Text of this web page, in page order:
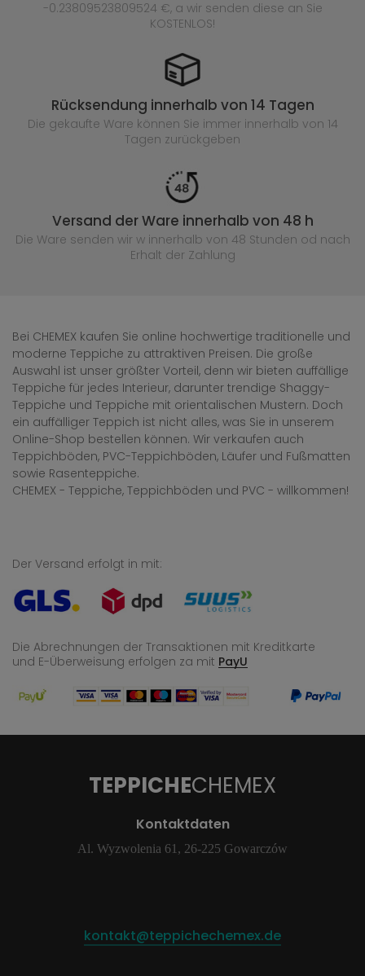
-0.23809523809524 €, a wir senden diese an Sie
KOSTENLOS!
Rücksendung innerhalb von 14 Tagen
Die gekaufte Ware können Sie immer innerhalb von 14
Tagen zurückgeben
Versand der Ware innerhalb von 48 h
Die Ware senden wir w innerhalb von 48 Stunden od nach
Erhalt der Zahlung
Bei CHEMEX kaufen Sie online hochwertige traditionelle und
moderne Teppiche zu attraktiven Preisen. Die große
Auswahl ist unser größter Vorteil, denn wir bieten auffällige
Teppiche für jedes Interieur, darunter trendige Shaggy-
Teppiche und Teppiche mit orientalischen Mustern. Doch
ein auffälliger Teppich ist nicht alles, was Sie in unserem
Online-Shop bestellen können. Wir verkaufen auch
Teppichböden, PVC-Teppichböden, Läufer und Fußmatten
sowie Rasenteppiche.
CHEMEX - Teppiche, Teppichböden und PVC - willkommen!
Der Versand erfolgt in mit:
Die Abrechnungen der Transaktionen mit Kreditkarte
und E-Überweisung erfolgen za mit PayU
TEPPICHECHEMEX
Kontaktdaten
Al. Wyzwolenia 61, 26-225 Gowarczów
kontakt@teppichechemex.de